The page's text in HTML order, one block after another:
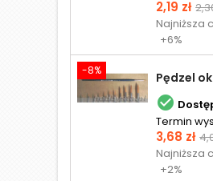
Cena
2,19 zł
Najniższa
+6%
-8% Pędzel

Termin
Cena
3,68 zł
Najniższa
+2%